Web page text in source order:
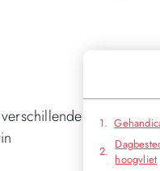
hoogvliet